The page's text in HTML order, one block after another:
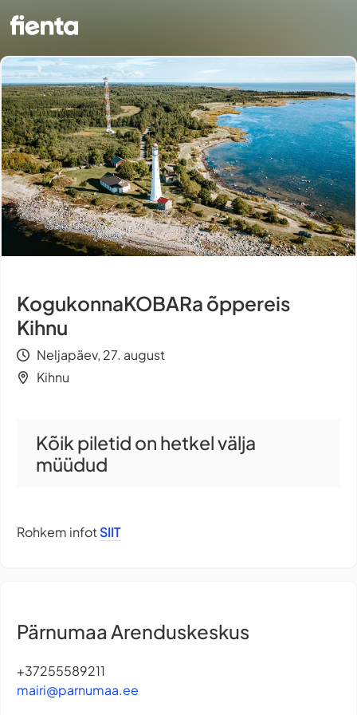
KogukonnaKOBARa õppereis
Kihnu
Neljapäev, 27. august
Kihnu
Kõik piletid on hetkel välja
müüdud
Rohkem infotSIIT
Pärnumaa Arenduskeskus
+37255589211
mairi@parnumaa.ee